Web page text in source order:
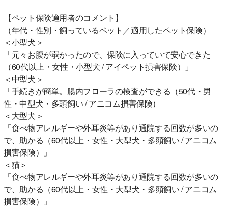
【ペット保険適用者のコメント】
（年代・性別・飼っているペット／適用したペット保険）
＜小型犬＞
「元々お腹が弱かったので、保険に入っていて安心できた
（60代以上・女性・小型犬 / アイペット損害保険）」
＜中型犬＞
「手続きが簡単。腸内フローラの検査ができる（50代・男
性・中型犬・多頭飼い / アニコム損害保険）
＜大型犬＞
「食べ物アレルギーや外耳炎等があり通院する回数が多いの
で、助かる（60代以上・女性・大型犬・多頭飼い / アニコム
損害保険）」
＜猫＞
「食べ物アレルギーや外耳炎等があり通院する回数が多いの
で、助かる（60代以上・女性・大型犬・多頭飼い / アニコム
損害保険）」